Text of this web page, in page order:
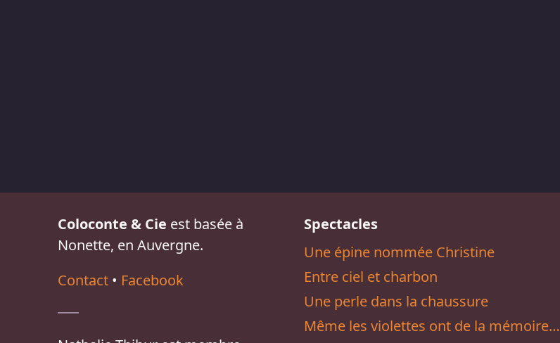
Coloconte & Cie est basée à
Nonette, en Auvergne.
Contact • Facebook
Spectacles
Une épine nommée Christine
Entre ciel et charbon
Une perle dans la chaussure
Même les violettes ont de la mémoire…